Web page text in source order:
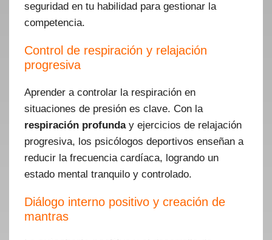
seguridad en tu habilidad para gestionar la
competencia.
Control de respiración y relajación
progresiva
Aprender a controlar la respiración en
situaciones de presión es clave. Con la
respiración profunday ejercicios de relajación
progresiva, los psicólogos deportivos enseñan a
reducir la frecuencia cardíaca, logrando un
estado mental tranquilo y controlado.
Diálogo interno positivo y creación de
mantras